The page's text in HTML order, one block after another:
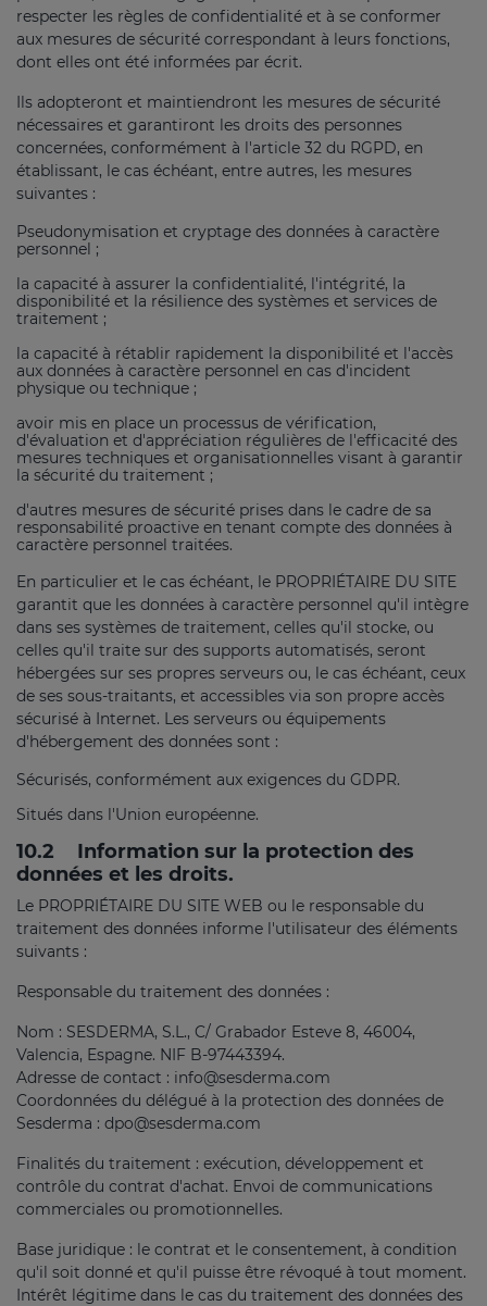
respecter les règles de confidentialité et à se conformer
aux mesures de sécurité correspondant à leurs fonctions,
dont elles ont été informées par écrit.
Ils adopteront et maintiendront les mesures de sécurité
nécessaires et garantiront les droits des personnes
concernées, conformément à l'article 32 du RGPD, en
établissant, le cas échéant, entre autres, les mesures
suivantes :
Pseudonymisation et cryptage des données à caractère
personnel ;
la capacité à assurer la confidentialité, l'intégrité, la
disponibilité et la résilience des systèmes et services de
traitement ;
la capacité à rétablir rapidement la disponibilité et l'accès
aux données à caractère personnel en cas d'incident
physique ou technique ;
avoir mis en place un processus de vérification,
d'évaluation et d'appréciation régulières de l'efficacité des
mesures techniques et organisationnelles visant à garantir
la sécurité du traitement ;
d'autres mesures de sécurité prises dans le cadre de sa
responsabilité proactive en tenant compte des données à
caractère personnel traitées.
En particulier et le cas échéant, le PROPRIÉTAIRE DU SITE
garantit que les données à caractère personnel qu'il intègre
dans ses systèmes de traitement, celles qu'il stocke, ou
celles qu'il traite sur des supports automatisés, seront
hébergées sur ses propres serveurs ou, le cas échéant, ceux
de ses sous-traitants, et accessibles via son propre accès
sécurisé à Internet. Les serveurs ou équipements
d'hébergement des données sont :
Sécurisés, conformément aux exigences du GDPR.
Situés dans l'Union européenne.
10.2
Information sur la protection des
données et les droits.
Le PROPRIÉTAIRE DU SITE WEB ou le responsable du
traitement des données informe l'utilisateur des éléments
suivants :
Responsable du traitement des données :
Nom : SESDERMA, S.L., C/ Grabador Esteve 8, 46004,
Valencia, Espagne. NIF B-97443394.
Adresse de contact : info@sesderma.com
Coordonnées du délégué à la protection des données de
Sesderma : dpo@sesderma.com
Finalités du traitement : exécution, développement et
contrôle du contrat d'achat. Envoi de communications
commerciales ou promotionnelles.
Base juridique : le contrat et le consentement, à condition
qu'il soit donné et qu'il puisse être révoqué à tout moment.
Intérêt légitime dans le cas du traitement des données des